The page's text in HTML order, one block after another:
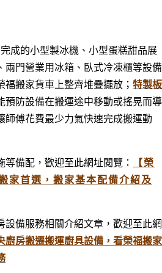
成的小型製冰機、小型蛋糕甜品展
兩門營業用冰箱、臥式冷凍櫃等設備
福搬家貨車上整齊堆疊擺放； 特製板
預防設備在搬運途中移動或搖晃而導
師傅花費最少力氣快速完成搬運動
等備配 ，歡迎至此網址閱覽：
【榮
家首選，搬家基本配備介紹及
設備服務相關介紹文章，歡迎至此網
廚房搬遷搬運廚具設備，看榮福搬家